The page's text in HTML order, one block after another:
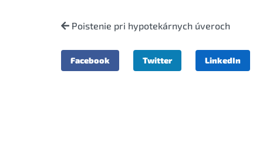
Poistenie pri hypotekárnych úveroch
Facebook Twitter LinkedIn